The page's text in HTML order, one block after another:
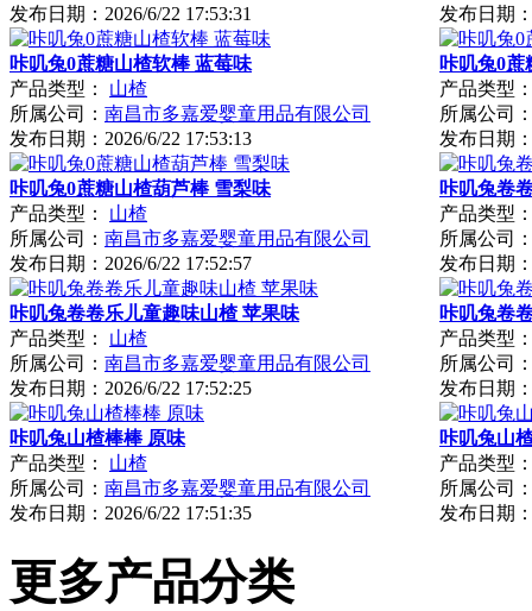
发布日期： 2026/6/22 17:53:31
发布日期
咔叽兔0蔗糖山楂软棒 蓝莓味
产品类型：
山楂
所属公司： 南昌市多嘉爱婴童用品有限公司
发布日期： 2026/6/22 17:53:13
咔叽兔0蔗
产品类型
所属公司
发布日期
咔叽兔0蔗糖山楂葫芦棒 雪梨味
产品类型：
山楂
所属公司： 南昌市多嘉爱婴童用品有限公司
发布日期： 2026/6/22 17:52:57
咔叽兔卷
产品类型
所属公司
发布日期
咔叽兔卷卷乐儿童趣味山楂 苹果味
产品类型：
山楂
所属公司： 南昌市多嘉爱婴童用品有限公司
发布日期： 2026/6/22 17:52:25
咔叽兔卷
产品类型
所属公司
发布日期
咔叽兔山楂棒棒 原味
产品类型：
山楂
所属公司： 南昌市多嘉爱婴童用品有限公司
发布日期： 2026/6/22 17:51:35
咔叽兔山
产品类型
所属公司
发布日期
更多产品分类